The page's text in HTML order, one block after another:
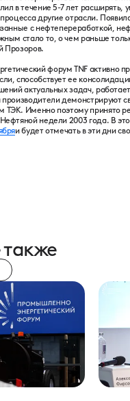
в течение 5-7 лет расширять,
процесса другие отрасли.
с нефтепереработкой,
стало то, о чем раньше
Прозоров.
форум TNF активно
способствует ее
актуальных задач,
производители демонстрируют
ТЭК. Именно поэтому принято
недели 2003 года. В
и будет отмечать в эти дни